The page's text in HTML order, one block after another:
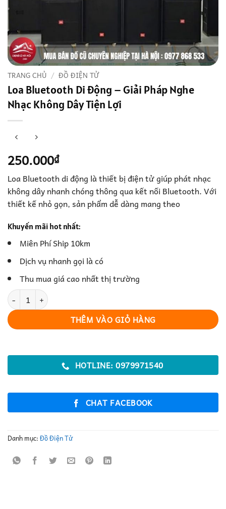
TRANG CHỦ / ĐỒ ĐIỆN TỬ
Loa Bluetooth Di Động – Giải Pháp Nghe
Nhạc Không Dây Tiện Lợi
250.000₫
Loa Bluetooth di động là thiết bị điện tử giúp phát nhạc
không dây nhanh chóng thông qua kết nối Bluetooth. Với
thiết kế nhỏ gọn, sản phẩm dễ dàng mang theo
Khuyến mãi hot nhất:
Miên Phí Ship 10km
Dịch vụ nhanh gọi là có
Thu mua giá cao nhất thị trường
Loa Bluetooth Di Động – Giải Pháp Nghe Nhạc Không Dây Tiện
THÊM VÀO GIỎ HÀNG
HOTLINE: 0979971540
CHAT FACEBOOK
Danh mục:Đồ Điện Tử